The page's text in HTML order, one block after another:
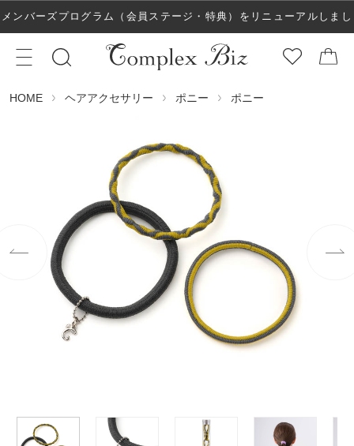
メンバーズプログラム（会員ステージ・特典）をリニューアルしまし
た！
HOME ヘアアクセサリー ポニー ポニー